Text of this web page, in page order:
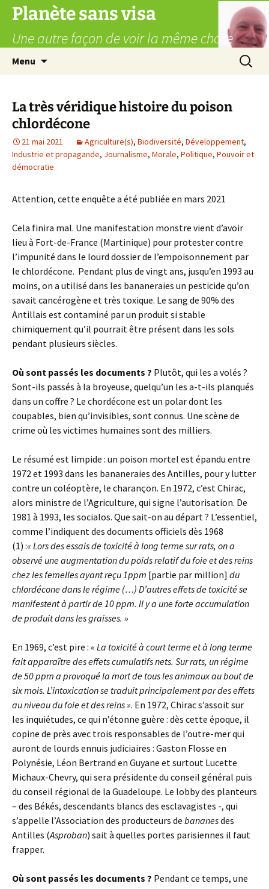
Aller
contenu
Planète sans visa
Une autre façon de voir la même chose
Menu
La très véridique histoire du poison
chlordécone
21 mai 2021 Agriculture(s), Biodiversité, Développement,
Industrie et propagande, Journalisme, Morale, Politique, Pouvoir et
démocratie
Attention, cette enquête a été publiée en mars 2021
Cela finira mal. Une manifestation monstre vient d’avoir
lieu à Fort-de-France (Martinique) pour protester contre
l’impunité dans le lourd dossier de l’empoisonnement par
le chlordécone. Pendant plus de vingt ans, jusqu’en 1993 au
moins, on a utilisé dans les bananeraies un pesticide qu’on
savait cancérogène et très toxique. Le sang de 90% des
Antillais est contaminé par un produit si stable
chimiquement qu’il pourrait être présent dans les sols
pendant plusieurs siècles.
Où sont passés les documents ? Plutôt, qui les a volés ?
Sont-ils passés à la broyeuse, quelqu’un les a-t-ils planqués
dans un coffre ? Le chordécone est un polar dont les
coupables, bien qu’invisibles, sont connus. Une scène de
crime où les victimes humaines sont des milliers.
Le résumé est limpide : un poison mortel est épandu entre
1972 et 1993 dans les bananeraies des Antilles, pour y lutter
contre un coléoptère, le charançon. En 1972, c’est Chirac,
alors ministre de l’Agriculture, qui signe l’autorisation. De
1981 à 1993, les socialos. Que sait-on au départ ? L’essentiel,
comme l’indiquent des documents officiels dès 1968
(1) :« Lors des essais de toxicité à long terme sur rats, on a
observé une augmentation du poids relatif du foie et des reins
chez les femelles ayant reçu 1ppm [partie par million] du
chlordécone dans le régime (…) D’autres effets de toxicité se
manifestent à partir de 10 ppm. Il y a une forte accumulation
de produit dans les graisses. »
En 1969, c’est pire : « La toxicité à court terme et à long terme
fait apparaître des effets cumulatifs nets. Sur rats, un régime
de 50 ppm a provoqué la mort de tous les animaux au bout de
six mois. L’intoxication se traduit principalement par des effets
au niveau du foie et des reins ». En 1972, Chirac s’assoit sur
les inquiétudes, ce qui n’étonne guère : dès cette époque, il
copine de près avec trois responsables de l’outre-mer qui
auront de lourds ennuis judiciaires : Gaston Flosse en
Polynésie, Léon Bertrand en Guyane et surtout Lucette
Michaux-Chevry, qui sera présidente du conseil général puis
du conseil régional de la Guadeloupe. Le lobby des planteurs
– des Békés, descendants blancs des esclavagistes -, qui
s’appelle l’Association des producteurs de bananesdes
Antilles (Asproban) sait à quelles portes parisiennes il faut
frapper.
Où sont passés les documents ? Pendant ce temps, une